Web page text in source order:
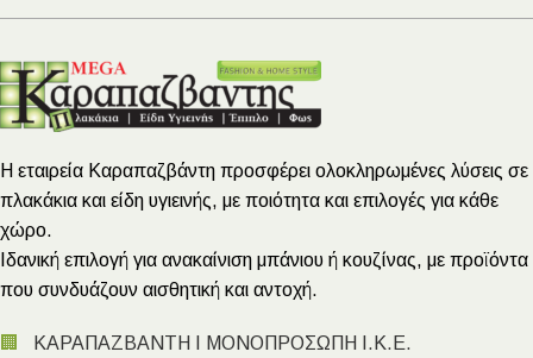
Η εταιρεία Καραπαζβάντη προσφέρει ολοκληρωμένες λύσεις σε
πλακάκια και είδη υγιεινής, με ποιότητα και επιλογές για κάθε
χώρο.
Ιδανική επιλογή για ανακαίνιση μπάνιου ή κουζίνας, με προϊόντα
που συνδυάζουν αισθητική και αντοχή.
🏢 ΚΑΡΑΠΑΖΒΑΝΤΗ Ι ΜΟΝΟΠΡΟΣΩΠΗ Ι.Κ.Ε.